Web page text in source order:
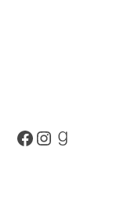
Facebook
Instagram
Goodreads